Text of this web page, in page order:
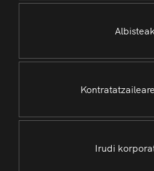
Albisteak
Irudi